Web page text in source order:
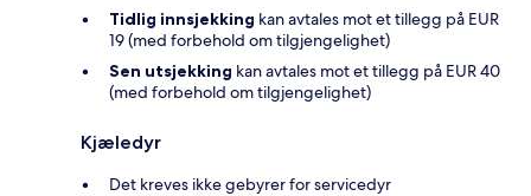
Tidlig innsjekking kan avtales mot et tillegg på EUR
19 (med forbehold om tilgjengelighet)
Sen utsjekking kan avtales mot et tillegg på EUR 40
(med forbehold om tilgjengelighet)
Kjæledyr
Det kreves ikke gebyrer for servicedyr